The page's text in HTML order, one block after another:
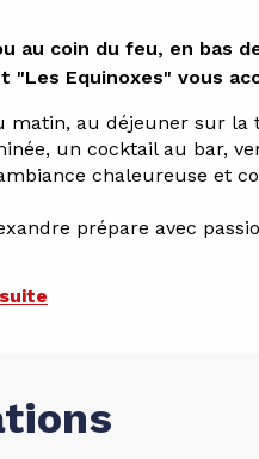
au coin du feu, en bas
"Les Equinoxes" vous
matin, au déjeuner sur la
un cocktail au bar,
chaleureuse et
prépare avec